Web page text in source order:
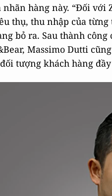
nhãn hàng này. “Đối
thụ, thu nhập của
bỏ ra. Sau thành
Massimo Dutti
tượng khách hàng